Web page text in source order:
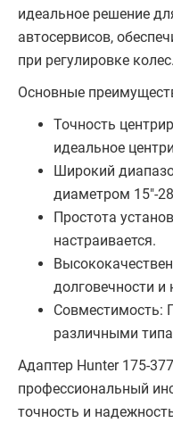
идеальное решение
автосервисов,
при регулировке колес.
Основные
Точность
идеальное
Широкий
диаметром 15"-
Простота
настраивается.
долговечности и
Совместимость:
различными
Адаптер Hunter 175-
профессиональный
точность и